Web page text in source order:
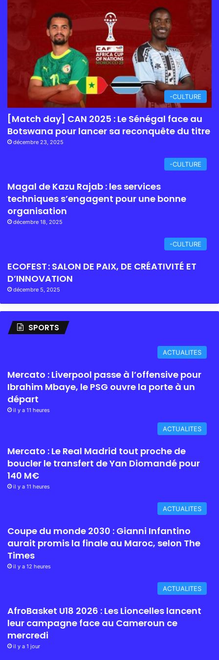
-CULTURE
[Match day] CAN 2025 : Le Sénégal face au
Botswana pour lancer sa reconquête du titre
décembre 23, 2025
-CULTURE
Magal de Kazu Rajab : les services
techniques s’engagent pour une bonne
organisation
décembre 18, 2025
-CULTURE
ECOFEST : SALON DE PAIX, DE CRÉATIVITÉ ET
D’INNOVATION
décembre 5, 2025
SPORTS
ACTUALITES
Mercato : Liverpool passe à l’offensive pour
Ibrahim Mbaye, le PSG ouvre la porte à un
départ
il y a 11 heures
ACTUALITES
Mercato : Le Real Madrid tout proche de
boucler le transfert de Yan Diomandé pour
140 M€
il y a 11 heures
ACTUALITES
Coupe du monde 2030 : Gianni Infantino
aurait promis la finale au Maroc, selon The
Times
il y a 12 heures
ACTUALITES
AfroBasket U18 2026 : Les Lioncelles lancent
leur campagne face au Cameroun ce
mercredi
il y a 1 jour